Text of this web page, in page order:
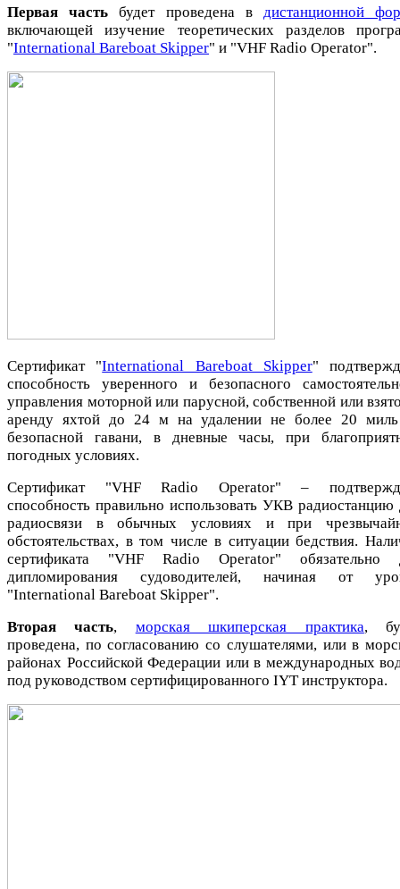
Первая частьбудет проведена в дистанционной
включающей изучение теоретических разделов
"International Bareboat Skipper" и "VHF Radio Operator".
Сертификат "International Bareboat Skipper"
способность уверенного и безопасного
управления моторной или парусной, собственной или
аренду яхтой до 24 м на удалении не более 20
безопасной гавани, в дневные часы, при
погодных условиях.
Сертификат "VHF Radio Operator" –
способность правильно использовать УКВ радиостанцию
радиосвязи в обычных условиях и при
обстоятельствах, в том числе в ситуации бедствия.
сертификата "VHF Radio Operator" обязательно
дипломирования судоводителей, начиная от
"International Bareboat Skipper".
Вторая часть, морская шкиперская практика,
проведена, по согласованию со слушателями, или в
районах Российской Федерации или в международных
под руководством сертифицированного IYT инструктора.